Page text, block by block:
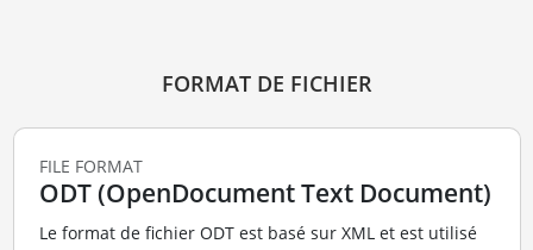
FORMAT DE FICHIER
FILE FORMAT
ODT (OpenDocument Text Document)
Le format de fichier ODT est basé sur XML et est utilisé